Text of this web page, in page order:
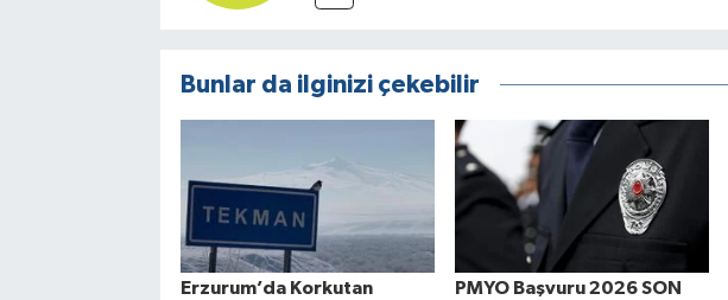
Bunlar da ilginizi çekebilir
Erzurum’da Korkutan
PMYO Başvuru 2026 SON